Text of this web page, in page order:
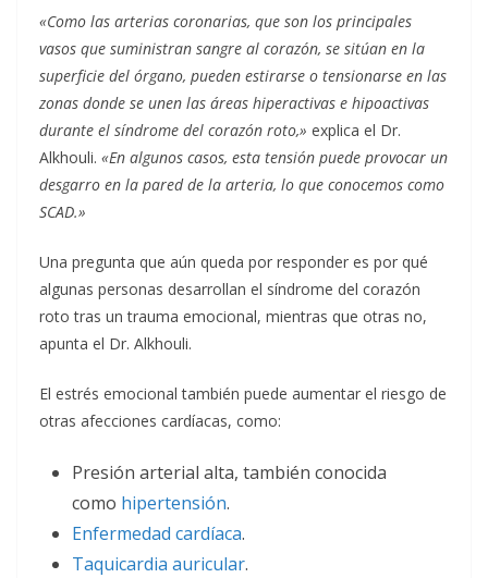
«Como las arterias coronarias, que son los principales
vasos que suministran sangre al corazón, se sitúan en la
superficie del órgano, pueden estirarse o tensionarse en las
zonas donde se unen las áreas hiperactivas e hipoactivas
durante el síndrome del corazón roto,» explica el Dr.
Alkhouli. «En algunos casos, esta tensión puede provocar un
desgarro en la pared de la arteria, lo que conocemos como
SCAD.»
Una pregunta que aún queda por responder es por qué
algunas personas desarrollan el síndrome del corazón
roto tras un trauma emocional, mientras que otras no,
apunta el Dr. Alkhouli.
El estrés emocional también puede aumentar el riesgo de
otras afecciones cardíacas, como:
Presión arterial alta, también conocida
como hipertensión.
Enfermedad cardíaca.
Taquicardia auricular.